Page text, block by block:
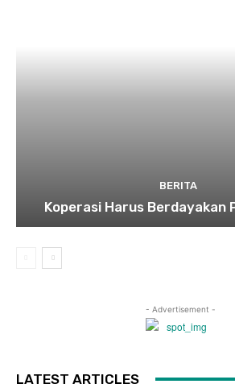
BERITA
Koperasi Harus Berdayakan
- Advertisement -
LATEST ARTICLES